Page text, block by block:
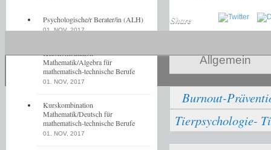
Share
Allgemein
Burnout-
Tierpsychologie-
Psychologische/r Berater/in (ALH)
01. NOV, 2017
Kurskombination
Mathematik/Algebra für
mathematisch-technische Berufe
01. NOV, 2017
Kurskombination
Mathematik/Deutsch für
mathematisch-technische Berufe
01. NOV, 2017